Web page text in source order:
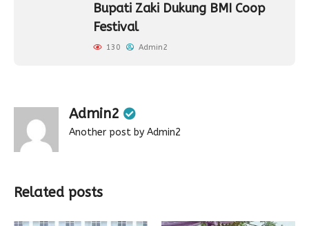
Bupati Zaki Dukung BMI Coop
Festival
130 Admin2
Admin2
Another post by Admin2
Related posts